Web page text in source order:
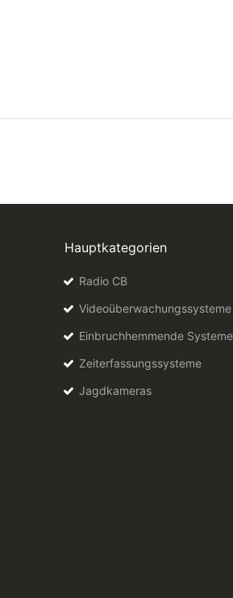
Hauptkategorien
Radio CB
Videoüberwachungssysteme
Einbruchhemmende Systeme
Zeiterfassungssysteme
Jagdkameras